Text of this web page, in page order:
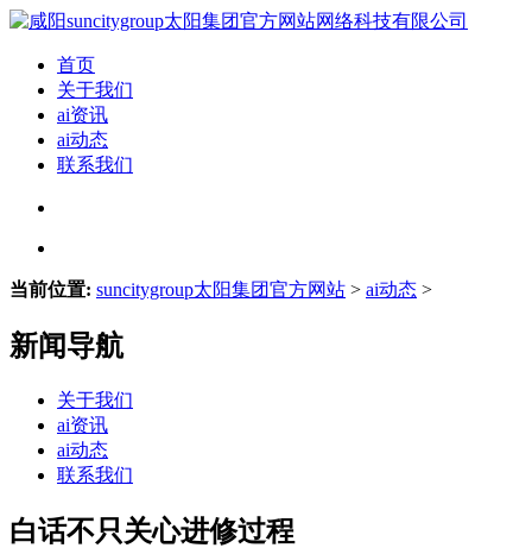
首页
关于我们
ai资讯
ai动态
联系我们
当前位置: suncitygroup太阳集团官方网站 > ai动态 >
新闻导航
关于我们
ai资讯
ai动态
联系我们
白话不只关心进修过程